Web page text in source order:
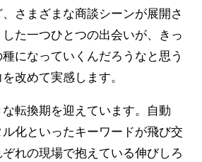
さまざまな商談シーンが展開さ
た一つひとつの出会いが、きっ
になっていくんだろうなと思う
改めて実感します。
転換期を迎えています。自動
化といったキーワードが飛び交
れの現場で抱えている伸びしろ